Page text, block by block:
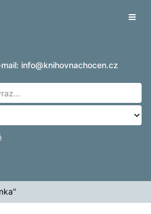
info@knihovnachocen.cz